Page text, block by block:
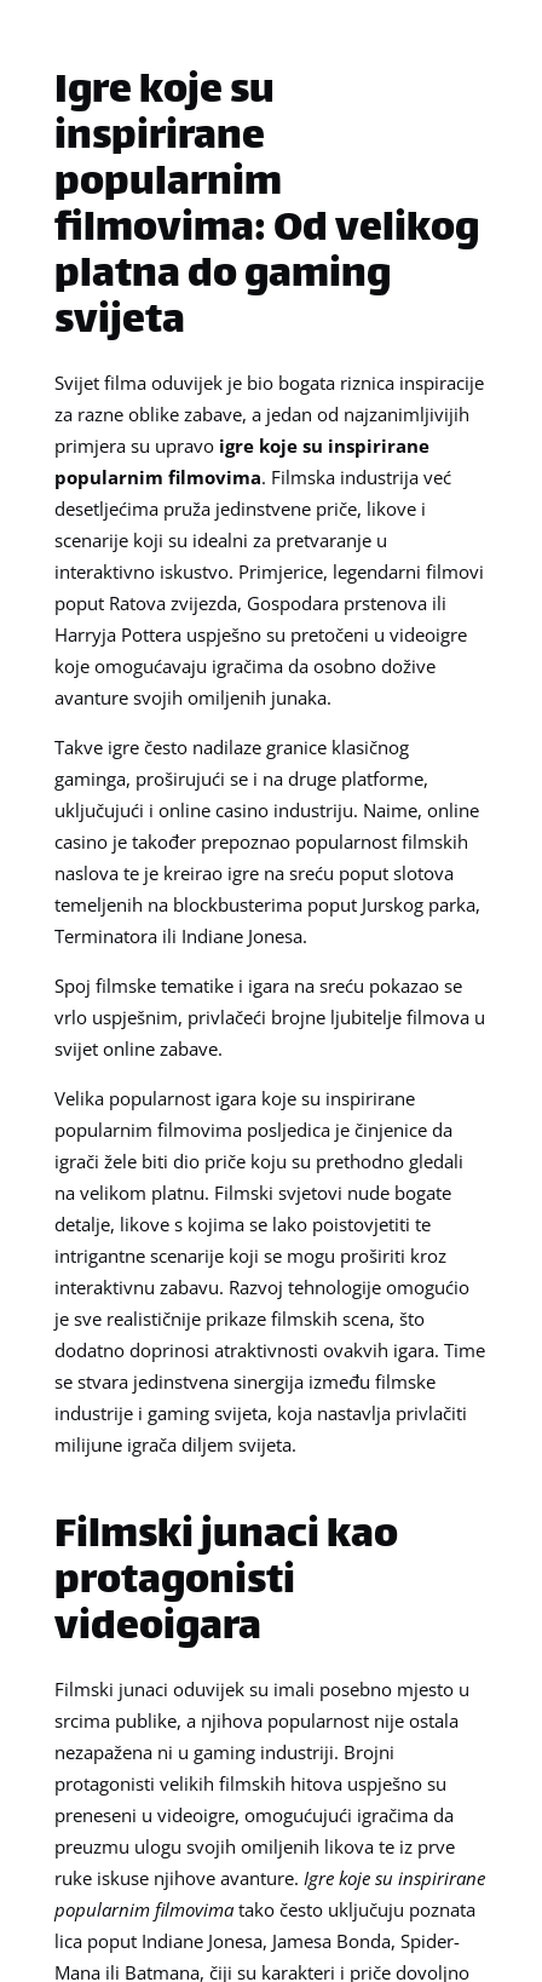
Igre koje su
inspirirane
popularnim
filmovima: Od velikog
platna do gaming
svijeta
Svijet filma oduvijek je bio bogata riznica inspiracije
za razne oblike zabave, a jedan od najzanimljivijih
primjera su upravo igre koje su inspirirane
popularnim filmovima. Filmska industrija već
desetljećima pruža jedinstvene priče, likove i
scenarije koji su idealni za pretvaranje u
interaktivno iskustvo. Primjerice, legendarni filmovi
poput Ratova zvijezda, Gospodara prstenova ili
Harryja Pottera uspješno su pretočeni u videoigre
koje omogućavaju igračima da osobno dožive
avanture svojih omiljenih junaka.
Takve igre često nadilaze granice klasičnog
gaminga, proširujući se i na druge platforme,
uključujući i online casino industriju. Naime, online
casino je također prepoznao popularnost filmskih
naslova te je kreirao igre na sreću poput slotova
temeljenih na blockbusterima poput Jurskog parka,
Terminatora ili Indiane Jonesa.
Spoj filmske tematike i igara na sreću pokazao se
vrlo uspješnim, privlačeći brojne ljubitelje filmova u
svijet online zabave.
Velika popularnost igara koje su inspirirane
popularnim filmovima posljedica je činjenice da
igrači žele biti dio priče koju su prethodno gledali
na velikom platnu. Filmski svjetovi nude bogate
detalje, likove s kojima se lako poistovjetiti te
intrigantne scenarije koji se mogu proširiti kroz
interaktivnu zabavu. Razvoj tehnologije omogućio
je sve realističnije prikaze filmskih scena, što
dodatno doprinosi atraktivnosti ovakvih igara. Time
se stvara jedinstvena sinergija između filmske
industrije i gaming svijeta, koja nastavlja privlačiti
milijune igrača diljem svijeta.
Filmski junaci kao
protagonisti
videoigara
Filmski junaci oduvijek su imali posebno mjesto u
srcima publike, a njihova popularnost nije ostala
nezapažena ni u gaming industriji. Brojni
protagonisti velikih filmskih hitova uspješno su
preneseni u videoigre, omogućujući igračima da
preuzmu ulogu svojih omiljenih likova te iz prve
ruke iskuse njihove avanture. Igre koje su inspirirane
popularnim filmovimatako često uključuju poznata
lica poput Indiane Jonesa, Jamesa Bonda, Spider-
Mana ili Batmana, čiji su karakteri i priče dovoljno